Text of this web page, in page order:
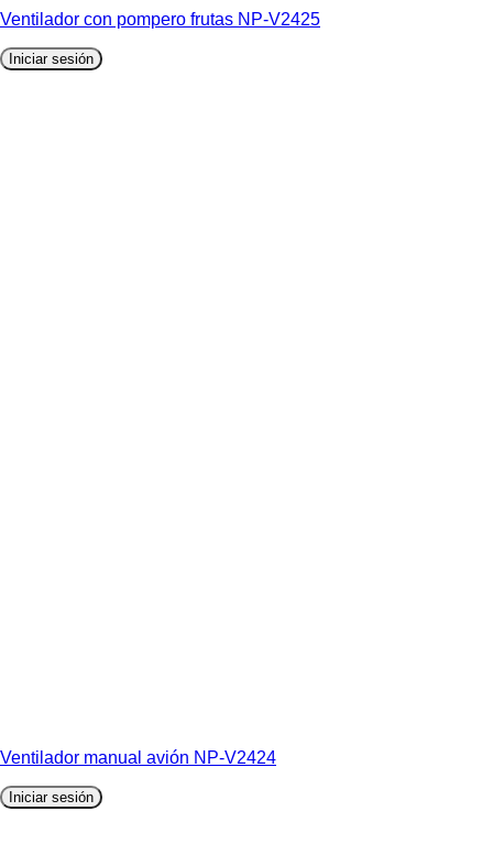
Ventilador con pompero frutas NP-V2425
Iniciar sesión
Ventilador manual avión NP-V2424
Iniciar sesión